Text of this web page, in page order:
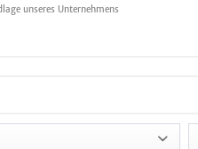
unseres Unternehmens